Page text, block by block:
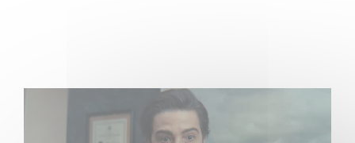
Mexico 86 is now streaming on Netflix